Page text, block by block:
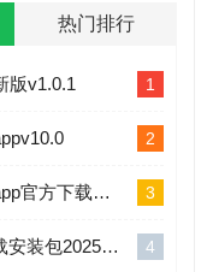
相机打
APP2026官
方最新版本
热门排行
1
版v1.0.1
2
3
方下载v1.0.1
4
包2025v1.3.8